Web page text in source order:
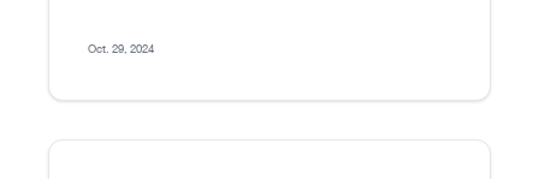
Oct. 29, 2024